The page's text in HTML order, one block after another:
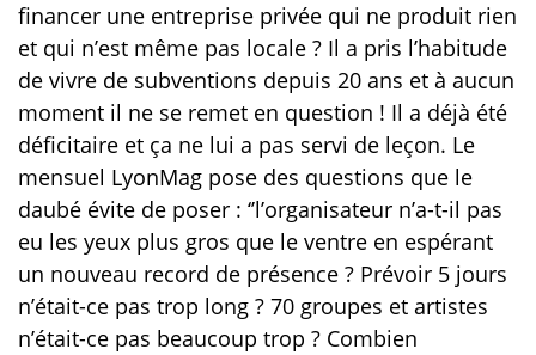
financer une entreprise privée qui ne produit rien
et qui n’est même pas locale ? Il a pris l’habitude
de vivre de subventions depuis 20 ans et à aucun
moment il ne se remet en question ! Il a déjà été
déficitaire et ça ne lui a pas servi de leçon. Le
mensuel LyonMag pose des questions que le
daubé évite de poser : ‘’l’organisateur n’a-t-il pas
eu les yeux plus gros que le ventre en espérant
un nouveau record de présence ? Prévoir 5 jours
n’était-ce pas trop long ? 70 groupes et artistes
n’était-ce pas beaucoup trop ? Combien